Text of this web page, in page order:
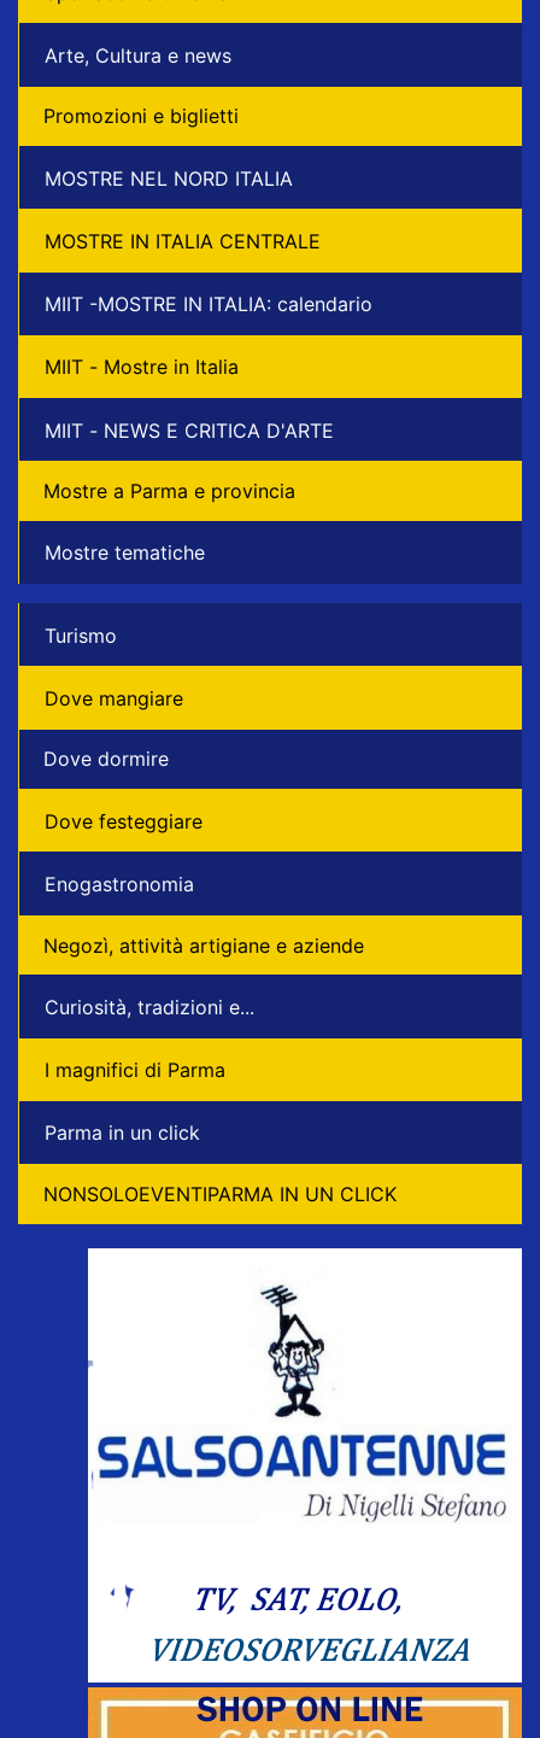
Arte, Cultura e news
Promozioni e biglietti
MOSTRE NEL NORD ITALIA
MOSTRE IN ITALIA CENTRALE
MIIT -MOSTRE IN ITALIA: calendario
MIIT - Mostre in Italia
MIIT - NEWS E CRITICA D'ARTE
Mostre a Parma e provincia
Mostre tematiche
Turismo
Dove mangiare
Dove dormire
Dove festeggiare
Enogastronomia
Negozì, attività artigiane e aziende
Curiosità, tradizioni e...
I magnifici di Parma
Parma in un click
NONSOLOEVENTIPARMA IN UN CLICK